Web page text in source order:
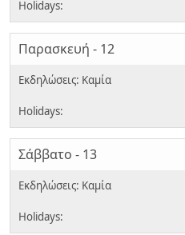
Παρασκευή - 12
Σάββατο - 13